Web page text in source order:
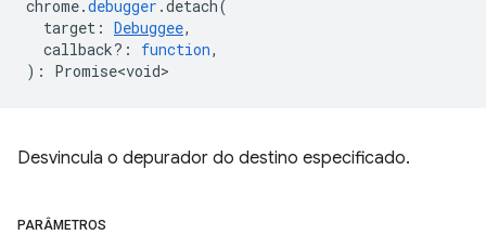
chrome.debugger .detach(
target : Debuggee,
callback? : function,
) : Promise<void>
Desvincula o depurador do destino especificado.
PARÂMETROS